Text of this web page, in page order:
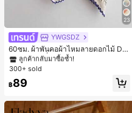
23
YWGSDZ
60ซม. ผ้าพันคอผ้าไหมลายดอกไม้ Dit
sy สีเบจ, เครื่องประดับใหม่สำหรับผู้หญิ
งฤดูใบไม้ผลิ/ฤดูใบไม้ร่วง, ผ้าพันคอผืน
#1 ขายดี
ลูกค้ากลับมาซื้อซ้ำ!
#1 ขายดี
ลูกค้ากลับมาซื้อซ้ำ!
#1 ขายดี
ลูกค้ากลับมาซื้อซ้ำ!
#1 ขายดี
ใน สีเบจ ผ้าพันคอทรงสี่เหลี่ยมและผ้าพันคอสำหรับผู้
300+ sold
฿89